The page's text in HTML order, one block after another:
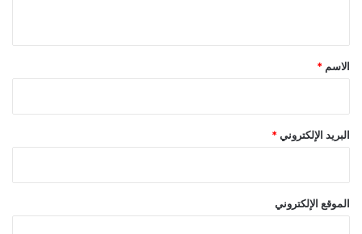
*
الاسم *
البريد الإلكتروني *
الموقع الإلكتروني